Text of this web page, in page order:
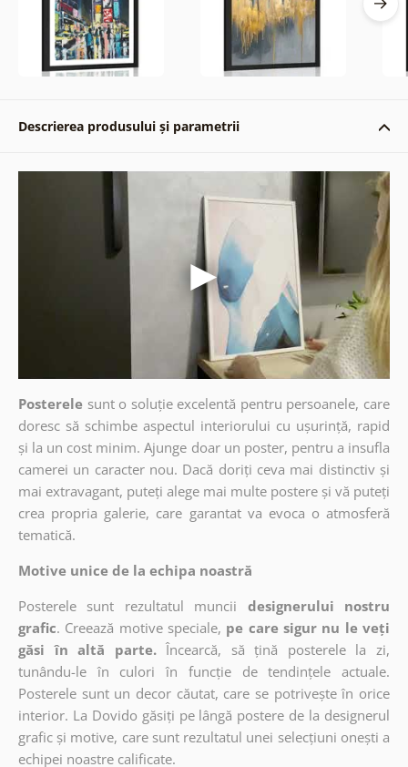
Descrierea produsului și parametrii
Posterele sunt o soluție excelentă pentru persoanele, care
doresc să schimbe aspectul interiorului cu ușurință, rapid
și la un cost minim. Ajunge doar un poster, pentru a insufla
camerei un caracter nou. Dacă doriți ceva mai distinctiv și
mai extravagant, puteți alege mai multe postere și vă puteți
crea propria galerie, care garantat va evoca o atmosferă
tematică.
Motive unice de la echipa noastră
Posterele sunt rezultatul muncii
designerului nostru
grafic. Creează motive speciale, pe care sigur nu le veți
găsi în altă parte. Încearcă, să țină posterele la zi,
tunându-le în culori în funcție de tendințele actuale.
Posterele sunt un decor căutat, care se potrivește în orice
interior. La Dovido găsiți pe lângă postere de la designerul
grafic și motive, care sunt rezultatul unei selecțiuni onești a
echipei noastre calificate.